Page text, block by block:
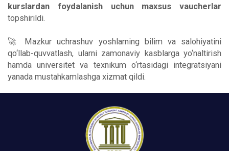
kurslardan foydalanish uchun maxsus vaucherlar
topshirildi.
🚀 Mazkur uchrashuv yoshlarning bilim va salohiyatini
qo‘llab-quvvatlash, ularni zamonaviy kasblarga yo‘naltirish
hamda universitet va texnikum o‘rtasidagi integratsiyani
yanada mustahkamlashga xizmat qildi.